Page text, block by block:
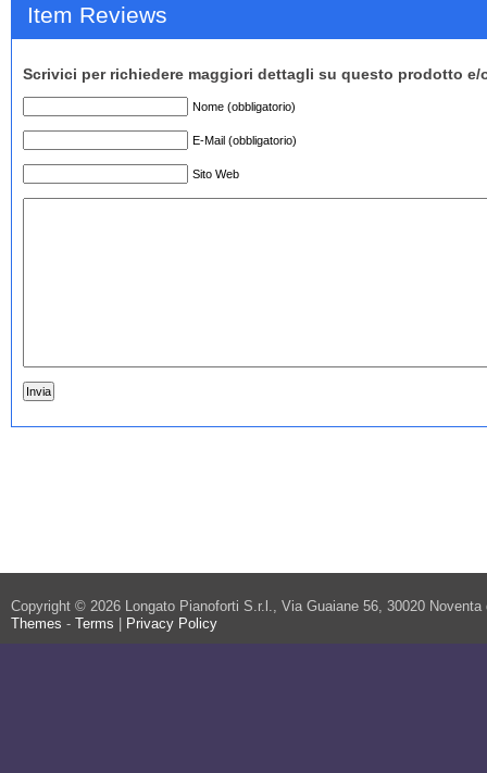
Item Reviews
Scrivici per richiedere maggiori dettagli su questo prodotto
Nome (obbligatorio)
E-Mail (obbligatorio)
Sito Web
Copyright © 2026 Longato Pianoforti S.r.l., Via Guaiane 56, 30020
Themes - Terms Privacy Policy